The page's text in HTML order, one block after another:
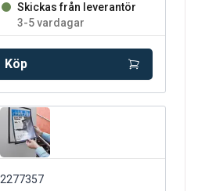
Skickas från leverantör
3-5 vardagar
Köp
2277357